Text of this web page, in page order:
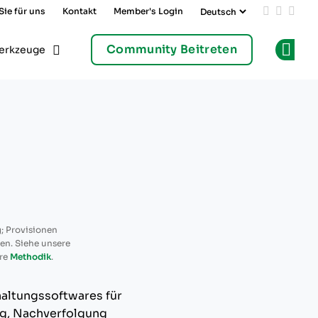
für uns Kontakt Member's Login Add us
Follow
Community Beitreten
Provisionen
Siehe unsere
Methodik.
für
Nachverfolgung